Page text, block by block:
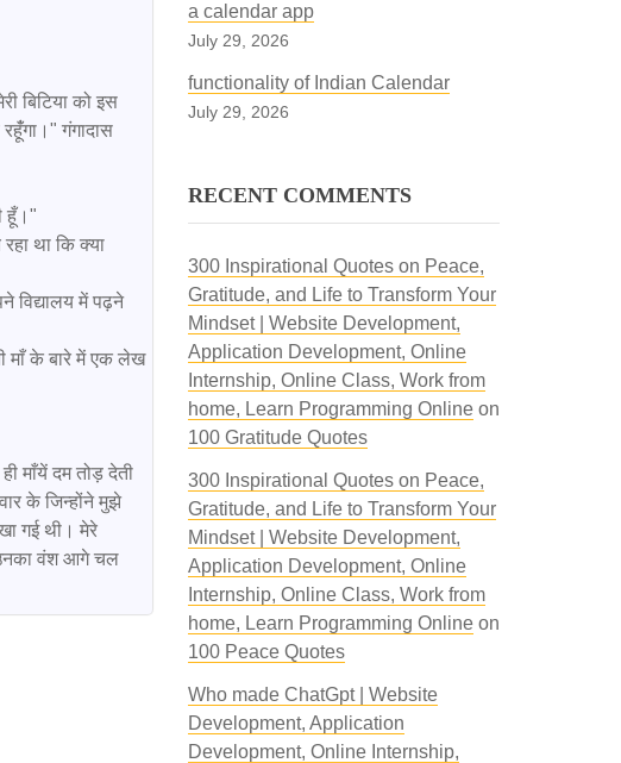
गंगादास
हूँ।"
के जिन्होंने मुझे
गई थी। मेरे
उनका वंश आगे चल
a calendar app
July 29, 2026
functionality of Indian Calendar
July 29, 2026
RECENT COMMENTS
300 Inspirational Quotes on Peace,
Gratitude, and Life to Transform Your
Mindset | Website Development,
Application Development, Online
Internship, Online Class, Work from
home, Learn Programming Onlineon
100 Gratitude Quotes
300 Inspirational Quotes on Peace,
Gratitude, and Life to Transform Your
Mindset | Website Development,
Application Development, Online
Internship, Online Class, Work from
home, Learn Programming Onlineon
100 Peace Quotes
Who made ChatGpt | Website
Development, Application
Development, Online Internship,